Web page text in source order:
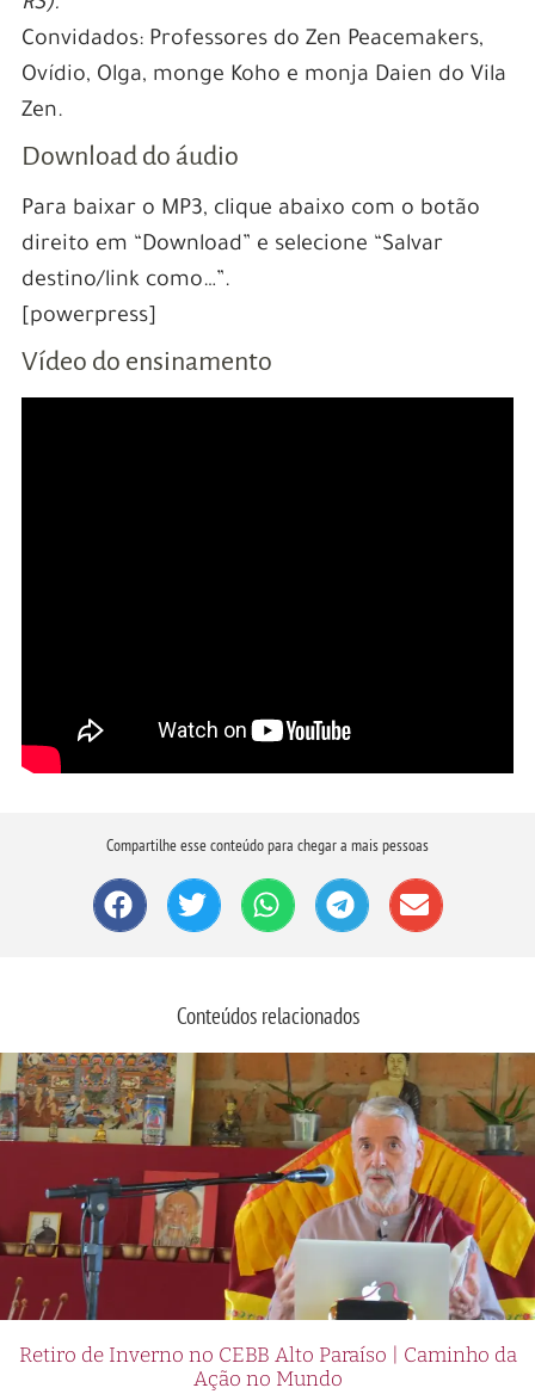
Convidados: Professores do Zen Peacemakers,
Ovídio, Olga, monge Koho e monja Daien do Vila
Zen.
Download do áudio
Para baixar o MP3, clique abaixo com o botão
direito em “Download” e selecione “Salvar
destino/link como…”.
[powerpress]
Vídeo do ensinamento
Compartilhe esse conteúdo para chegar a mais pessoas
Conteúdos relacionados
Retiro de Inverno no CEBB Alto Paraíso | Caminho da
Ação no Mundo